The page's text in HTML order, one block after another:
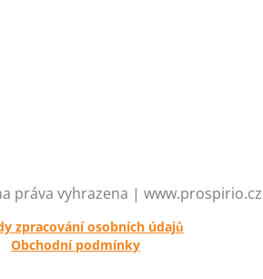
práva vyhrazena | www.prospirio.cz
zpracování osobních údajů
Obchodní podmínky